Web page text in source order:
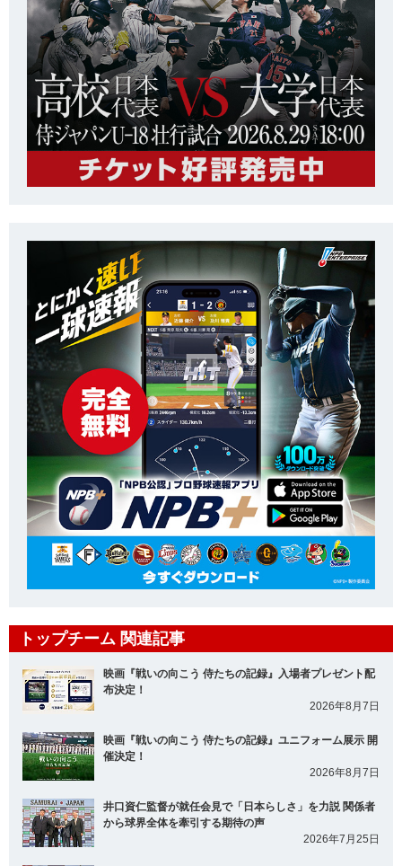
トップチーム 関連記事
映画『戦いの向こう 侍たちの記録』入場者プレゼント配
布決定！
2026年8月7日
映画『戦いの向こう 侍たちの記録』ユニフォーム展示 開
催決定！
2026年8月7日
井口資仁監督が就任会見で「日本らしさ」を力説 関係者
から球界全体を牽引する期待の声
2026年7月25日